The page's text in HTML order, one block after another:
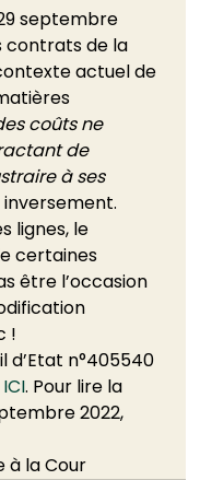
septembre
contrats de la
actuel de
coûts ne
de
à ses
inversement.
lignes, le
certaines
être l’occasion
!
d’Etat n°405540
ICI. Pour lire la
2022,
à la Cour